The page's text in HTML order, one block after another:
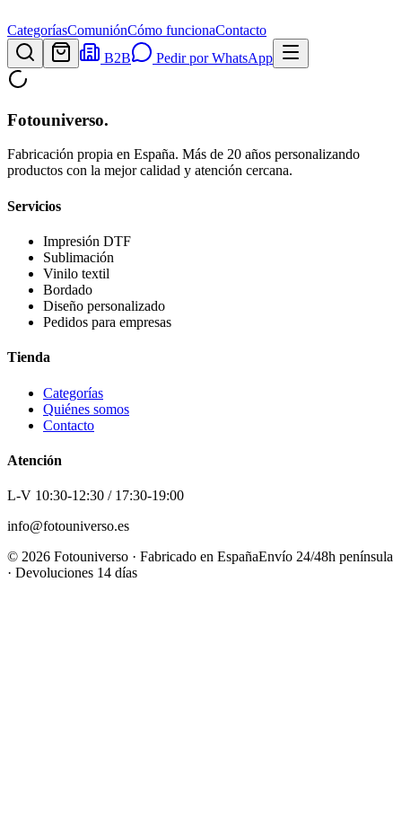
CategoríasComuniónCómo funcionaContacto
B2B
Pedir por WhatsApp
Fotouniverso.
Fabricación propia en España. Más de 20 años personalizando
productos con la mejor calidad y atención cercana.
Servicios
Impresión DTF
Sublimación
Vinilo textil
Bordado
Diseño personalizado
Pedidos para empresas
Tienda
Categorías
Quiénes somos
Contacto
Atención
L-V 10:30-12:30 / 17:30-19:00
info@fotouniverso.es
© 2026 Fotouniverso · Fabricado en EspañaEnvío 24/48h península
· Devoluciones 14 días